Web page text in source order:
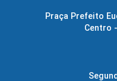
Praça Prefeito
Centro